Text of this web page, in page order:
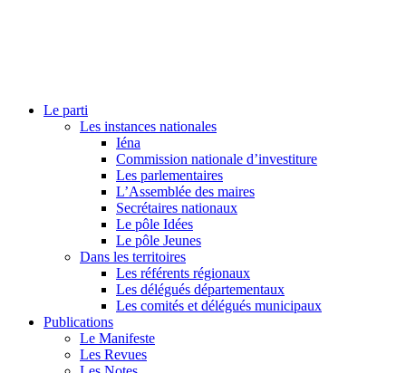
Le parti
Les instances nationales
Iéna
Commission nationale d’investiture
Les parlementaires
L’Assemblée des maires
Secrétaires nationaux
Le pôle Idées
Le pôle Jeunes
Dans les territoires
Les référents régionaux
Les délégués départementaux
Les comités et délégués municipaux
Publications
Le Manifeste
Les Revues